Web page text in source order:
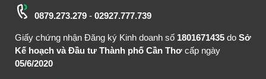
0879.273.279- 02927.777.739
Giấy chứng nhận Đăng ký Kinh doanh số 1801671435 do Sở
Kế hoạch và Đầu tư Thành phố Cần Thơ cấp ngày
05/6/2020